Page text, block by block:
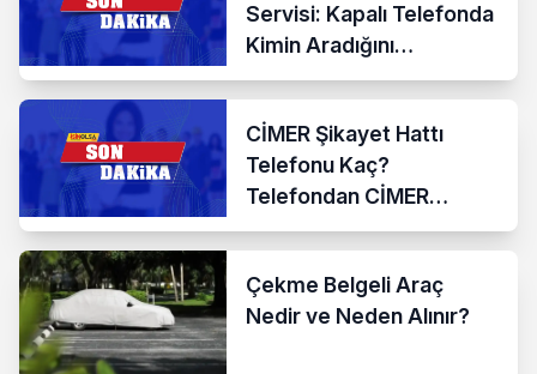
Servisi: Kapalı Telefonda
Kimin Aradığını
Öğrenmenin En Kolay
CİMER Şikayet Hattı
Telefonu Kaç?
Telefondan CİMER
Başvurusu
Çekme Belgeli Araç
Nedir ve Neden Alınır?